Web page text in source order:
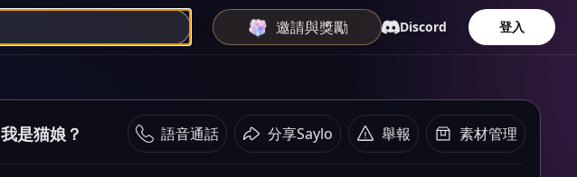
邀請與獎勵 Discord 登入
我是猫娘？ 語音通話 分享Saylo 舉報 素材管理